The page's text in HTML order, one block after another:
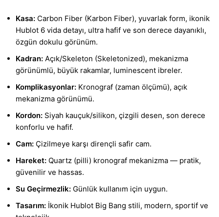
Kasa: Carbon Fiber (Karbon Fiber), yuvarlak form, ikonik
Hublot 6 vida detayı, ultra hafif ve son derece dayanıklı,
özgün dokulu görünüm.
Kadran: Açık/Skeleton (Skeletonized), mekanizma
görünümlü, büyük rakamlar, luminescent ibreler.
Komplikasyonlar: Kronograf (zaman ölçümü), açık
mekanizma görünümü.
Kordon: Siyah kauçuk/silikon, çizgili desen, son derece
konforlu ve hafif.
Cam: Çizilmeye karşı dirençli safir cam.
Hareket: Quartz (pilli) kronograf mekanizma — pratik,
güvenilir ve hassas.
Su Geçirmezlik: Günlük kullanım için uygun.
Tasarım: İkonik Hublot Big Bang stili, modern, sportif ve